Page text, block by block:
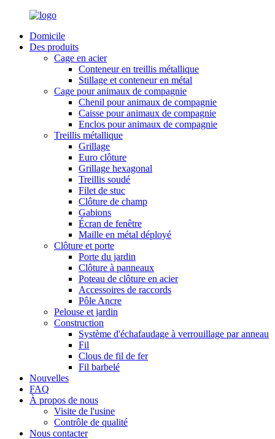
Domicile
Des produits
Cage en acier
Conteneur en treillis métallique
Stillage et conteneur en métal
Cage pour animaux de compagnie
Chenil pour animaux de compagnie
Caisse pour animaux de compagnie
Enclos pour animaux de compagnie
Treillis métallique
Grillage
Euro clôture
Grillage hexagonal
Treillis soudé
Filet de stuc
Clôture de champ
Gabions
Écran de fenêtre
Maille en métal déployé
Clôture et porte
Porte du jardin
Clôture à panneaux
Poteau de clôture en acier
Accessoires de raccords
Pôle Ancre
Pelouse et jardin
Construction
Système d'échafaudage à verrouillage par anneau
Fil
Clous de fil de fer
Fil barbelé
Nouvelles
FAQ
À propos de nous
Visite de l'usine
Contrôle de qualité
Nous contacter